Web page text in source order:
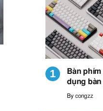
Bàn
dụng
By congzz